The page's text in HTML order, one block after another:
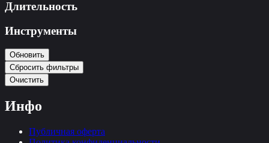
Длительность
Инструменты
Обновить
Сбросить фильтры
Очистить
Инфо
Публичная оферта